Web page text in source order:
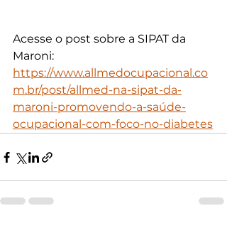
Acesse o post sobre a SIPAT da
Maroni:
https://www.allmedocupacional.co
m.br/post/allmed-na-sipat-da-
maroni-promovendo-a-saúde-
ocupacional-com-foco-no-diabetes